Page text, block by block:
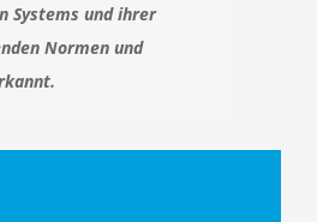
Systems und ihrer
Normen und